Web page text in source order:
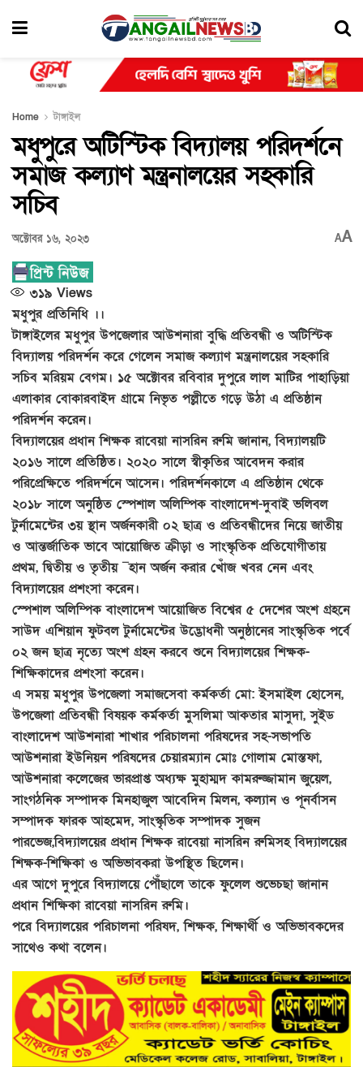
Home টাঙ্গাইল
মধুপুরে অটিস্টিক বিদ্যালয় পরিদর্শনে
সমাজ কল্যাণ মন্ত্রনালয়ের সহকারি
সচিব
অক্টোবর ১৬, ২০২৩ AA
৩১৯ Views
মধুপুর প্রতিনিধি ।।
টাঙ্গাইলের মধুপুর উপজেলার আউশনারা বুদ্ধি প্রতিবন্ধী ও অটিস্টিক
বিদ্যালয় পরিদর্শন করে গেলেন সমাজ কল্যাণ মন্ত্রনালয়ের সহকারি
সচিব মরিয়ম বেগম। ১৫ অক্টোবর রবিবার দুপুরে লাল মাটির পাহাড়িয়া
এলাকার বোকারবাইদ গ্রামে নিভৃত পল্লীতে গড়ে উঠা এ প্রতিষ্ঠান
পরিদর্শন করেন।
বিদ্যালয়ের প্রধান শিক্ষক রাবেয়া নাসরিন রুমি জানান, বিদ্যালয়টি
২০১৬ সালে প্রতিষ্ঠিত। ২০২০ সালে স্বীকৃতির আবেদন করার
পরিপ্রেক্ষিতে পরিদর্শনে আসেন। পরিদর্শনকালে এ প্রতিষ্ঠান থেকে
২০১৮ সালে অনুষ্ঠিত স্পেশাল অলিম্পিক বাংলাদেশ-দুবাই ভলিবল
টুর্নামেন্টের ৩য় স্থান অর্জনকারী ০২ ছাত্র ও প্রতিবন্ধীদের নিয়ে জাতীয়
ও আন্তর্জাতিক ভাবে আয়োজিত ক্রীড়া ও সাংস্কৃতিক প্রতিযোগীতায়
প্রথম, দ্বিতীয় ও তৃতীয় ¯হান অর্জন করার খোঁজ খবর নেন এবং
বিদ্যালয়ের প্রশংসা করেন।
স্পেশাল অলিম্পিক বাংলাদেশ আয়োজিত বিশ্বের ৫ দেশের অংশ গ্রহনে
সাউদ এশিয়ান ফুটবল টুর্নামেন্টের উদ্ভোধনী অনুষ্ঠানের সাংস্কৃতিক পর্বে
০২ জন ছাত্র নৃত্যে অংশ গ্রহন করবে শুনে বিদ্যালয়ের শিক্ষক-
শিক্ষিকাদের প্রশংসা করেন।
এ সময় মধুপুর উপজেলা সমাজসেবা কর্মকর্তা মো: ইসমাইল হোসেন,
উপজেলা প্রতিবন্ধী বিষয়ক কর্মকর্তা মুসলিমা আকতার মাসুদা, সুইড
বাংলাদেশ আউশনারা শাখার পরিচালনা পরিষদের সহ-সভাপতি
আউশনারা ইউনিয়ন পরিষদের চেয়ারম্যান মোঃ গোলাম মোস্তফা,
আউশনারা কলেজের ভারপ্রাপ্ত অধ্যক্ষ মুহাম্মদ কামরুজ্জামান জুয়েল,
সাংগঠনিক সম্পাদক মিনহাজুল আবেদিন মিলন, কল্যান ও পূনর্বাসন
সম্পাদক ফারক আহমেদ, সাংস্কৃতিক সম্পাদক সুজন
পারভেজ,বিদ্যালয়ের প্রধান শিক্ষক রাবেয়া নাসরিন রুমিসহ বিদ্যালয়ের
শিক্ষক-শিক্ষিকা ও অভিভাবকরা উপস্থিত ছিলেন।
এর আগে দুপুরে বিদ্যালয়ে পৌঁছালে তাকে ফুলেল শুভেচছা জানান
প্রধান শিক্ষিকা রাবেয়া নাসরিন রুমি।
পরে বিদ্যালয়ের পরিচালনা পরিষদ, শিক্ষক, শিক্ষার্থী ও অভিভাবকদের
সাথেও কথা বলেন।